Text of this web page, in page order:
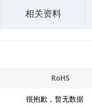
相关资料
RoHS
很抱歉，暂无数据